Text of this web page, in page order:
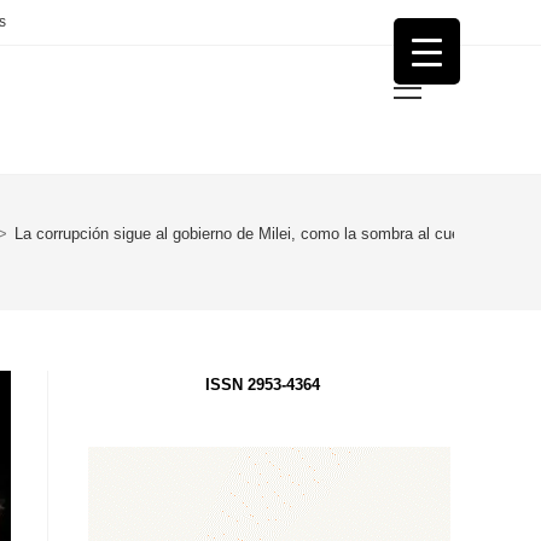
Menú
La corrupción sigue al gobierno de Milei, como la sombra al cuerpo
ISSN 2953-4364